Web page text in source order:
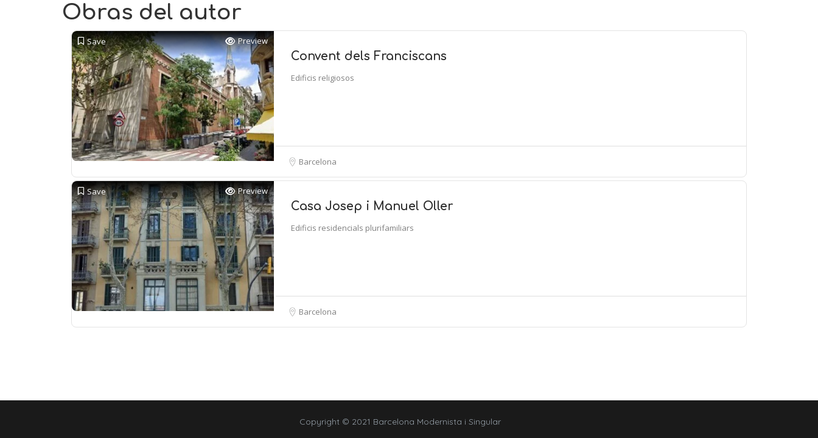
Obras del autor
Save Preview
Convent dels Franciscans
Edificis religiosos
Barcelona
Save Preview
Casa Josep i Manuel Oller
Edificis residencials plurifamiliars
Barcelona
Copyright © 2021 Barcelona Modernista i Singular